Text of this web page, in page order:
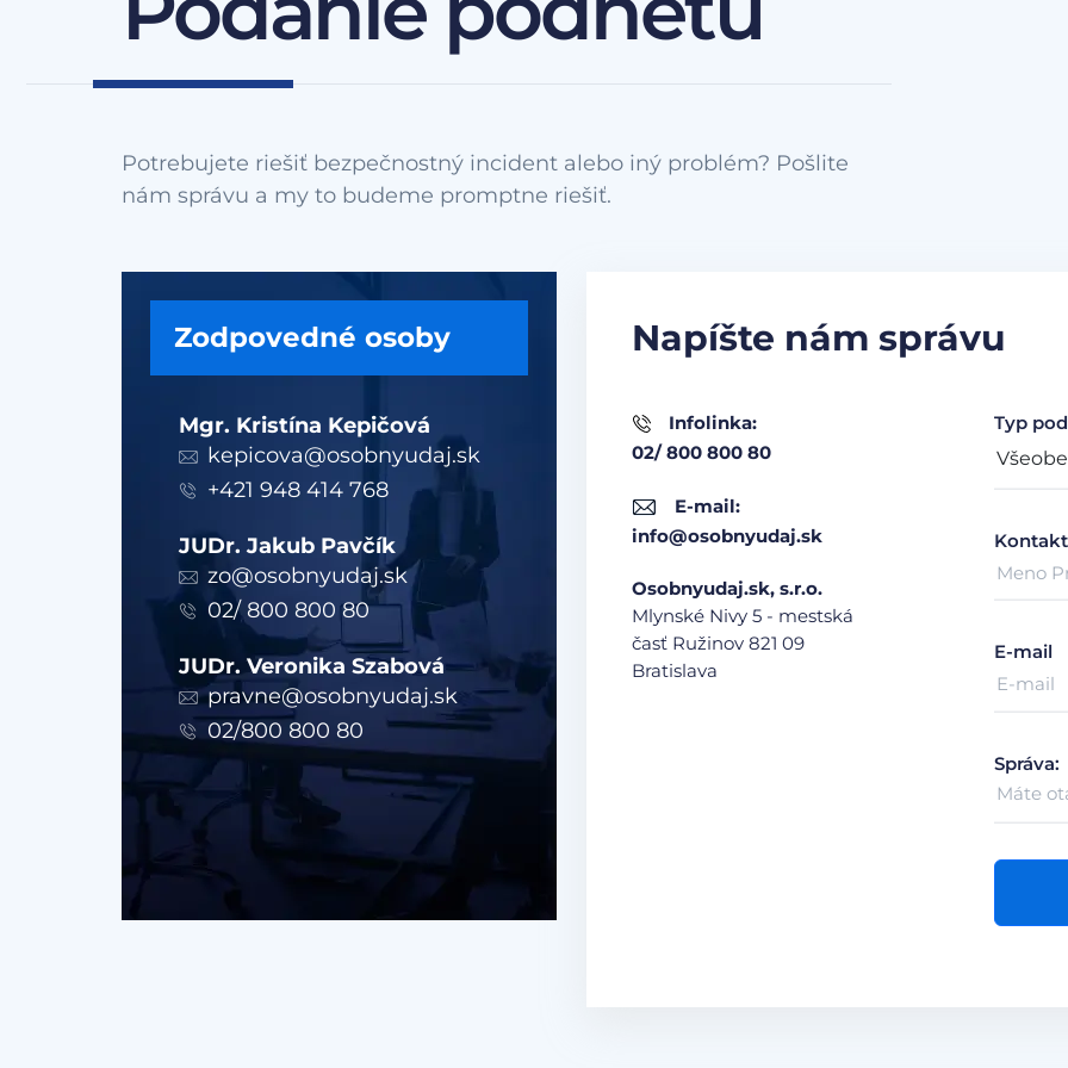
Potrebujete riešiť bezpečnostný incident alebo iný problém? Pošlite
Zodpovedné osoby
Mgr. Kristína Kepičová
kepicova@osobnyudaj.sk
+421 948 414 768
JUDr. Jakub Pavčík
zo@osobnyudaj.sk
02/ 800 800 80
JUDr. Veronika Szabová
pravne@osobnyudaj.sk
02/800 800 80
Napíšte nám správu
Infolinka:
02/ 800 800 80
E-mail:
info@osobnyudaj.sk
Osobnyudaj.sk, s.r.o.
Mlynské Nivy 5 - mestská
časť Ružinov 821 09
Bratislava
Typ
E-mail
Správa: